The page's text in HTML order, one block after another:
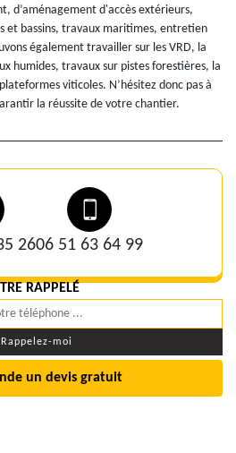
d’aménagement d'accès extérieurs,
et bassins, travaux maritimes, entretien
également travailler sur les VRD, la
humides, travaux sur pistes forestières, la
viticoles. N’hésitez donc pas à
la réussite de votre chantier.
2606 51 63 64 99
RAPPELÉ
un devis gratuit